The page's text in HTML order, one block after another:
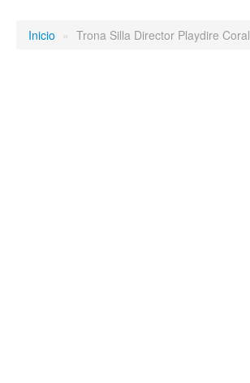
Inicio » Trona Silla Director Playdire Coral